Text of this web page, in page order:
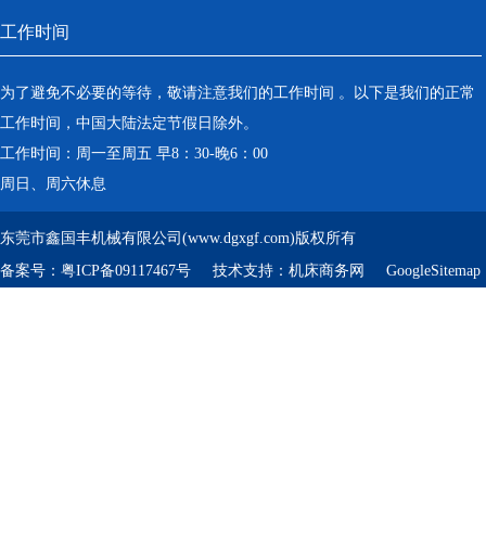
工作时间
为了避免不必要的等待，敬请注意我们的工作时间 。以下是我们的正常
工作时间，中国大陆法定节假日除外。
工作时间：周一至周五 早8：30-晚6：00
周日、周六休息
东莞市鑫国丰机械有限公司(www.dgxgf.com)版权所有
备案号： 粤ICP备09117467号 技术支持： 机床商务网 GoogleSitemap